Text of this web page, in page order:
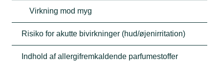
Virkning mod myg
Risiko for akutte bivirkninger (hud/øjenirritation)
Indhold af allergifremkaldende parfumestoffer